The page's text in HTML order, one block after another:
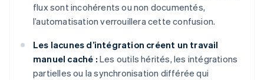
flux sont incohérents ou non documentés,
l’automatisation verrouillera cette confusion.
Les lacunes d’intégration créent un travail
manuel caché : Les outils hérités, les intégrations
partielles ou la synchronisation différée qui